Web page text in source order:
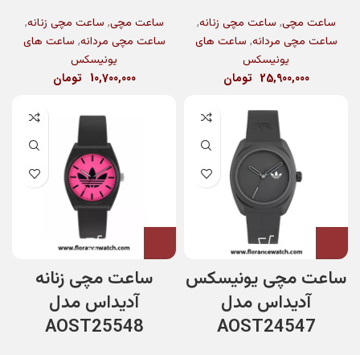
ساعت مچی, ساعت مچی زنانه,
ساعت مچی مردانه, ساعت های
یونیسکس
25,900,000 تومان
ساعت مچی, ساعت مچی زنانه,
ساعت مچی مردانه, ساعت های
یونیسکس
10,700,000 تومان
ساعت مچی یونیسکس
آدیداس مدل
AOST24547
ساعت مچی زنانه
آدیداس مدل
AOST25548